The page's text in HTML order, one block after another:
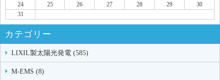
24
25 26 27 28 29
30
31
カテゴリー
LIXIL製太陽光発電 (585)
M-EMS (8)